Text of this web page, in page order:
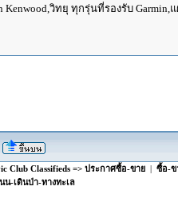
Kenwood,วิทยุ ทุกรุ่นที่รองรับ
Club Classifieds => ประกาศซื้อ-ขาย| ซื้อ-ข
-เดินป่า-ทางทะเล